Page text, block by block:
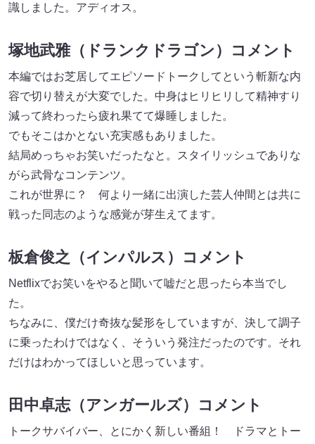
識しました。アディオス。
塚地武雅（ドランクドラゴン）コメント
本編ではお芝居してエピソードトークしてという斬新な内
容で切り替えが大変でした。中身はヒリヒリして精神すり
減って終わったら疲れ果てて爆睡しました。
でもそこはかとない充実感もありました。
結局めっちゃお笑いだったなと。スタイリッシュでありな
がら武骨なコンテンツ。
これが世界に？ 何より一緒に出演した芸人仲間とは共に
戦った同志のような感覚が芽生えてます。
板倉俊之（インパルス）コメント
Netflixでお笑いをやると聞いて嘘だと思ったら本当でし
た。
ちなみに、僕だけ奇抜な髪形をしていますが、決して調子
に乗ったわけではなく、そういう発注だったのです。それ
だけはわかってほしいと思っています。
田中卓志（アンガールズ）コメント
トークサバイバー、とにかく新しい番組！ ドラマとトー